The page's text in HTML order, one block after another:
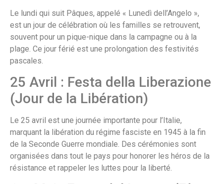
Le lundi qui suit Pâques, appelé « Lunedì dell’Angelo »,
est un jour de célébration où les familles se retrouvent,
souvent pour un pique-nique dans la campagne ou à la
plage. Ce jour férié est une prolongation des festivités
pascales.
25 Avril : Festa della Liberazione
(Jour de la Libération)
Le 25 avril est une journée importante pour l’Italie,
marquant la libération du régime fasciste en 1945 à la fin
de la Seconde Guerre mondiale. Des cérémonies sont
organisées dans tout le pays pour honorer les héros de la
résistance et rappeler les luttes pour la liberté.